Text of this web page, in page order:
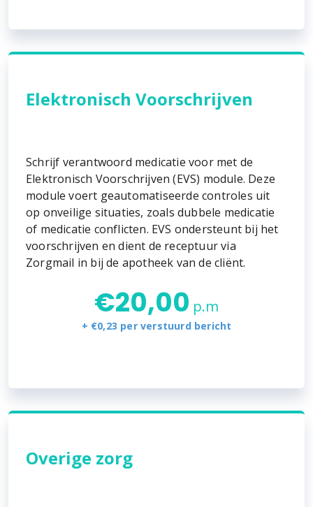
Elektronisch Voorschrijven
Schrijf verantwoord medicatie voor met de
Elektronisch Voorschrijven (EVS) module. Deze
module voert geautomatiseerde controles uit
op onveilige situaties, zoals dubbele medicatie
of medicatie conflicten. EVS ondersteunt bij het
voorschrijven en dient de receptuur via
Zorgmail in bij de apotheek van de cliënt.
€20,00 p.m
+ €0,23 per verstuurd bericht
Overige zorg